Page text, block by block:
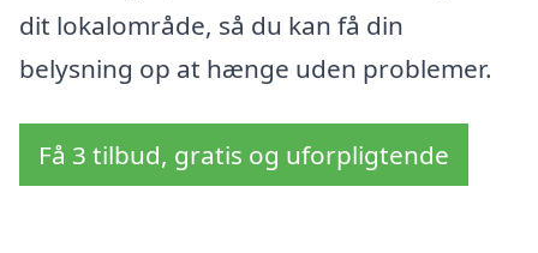
dit lokalområde, så du kan få din
belysning op at hænge uden problemer.
Få 3 tilbud, gratis og uforpligtende